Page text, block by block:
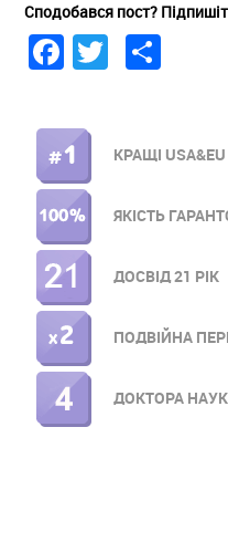
Сподобався пост?
Facebook
Twitter
ПРАВОЕ
МЕНЮ
КРАЩІ
ЯКІСТЬ
ДОСВІД 21 РІК
ПОДВІЙНА
ДОКТОРА НАУК